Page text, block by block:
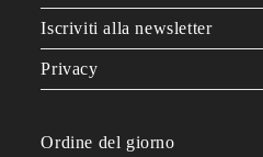
Iscriviti alla newsletter
Privacy
Ordine del giorno